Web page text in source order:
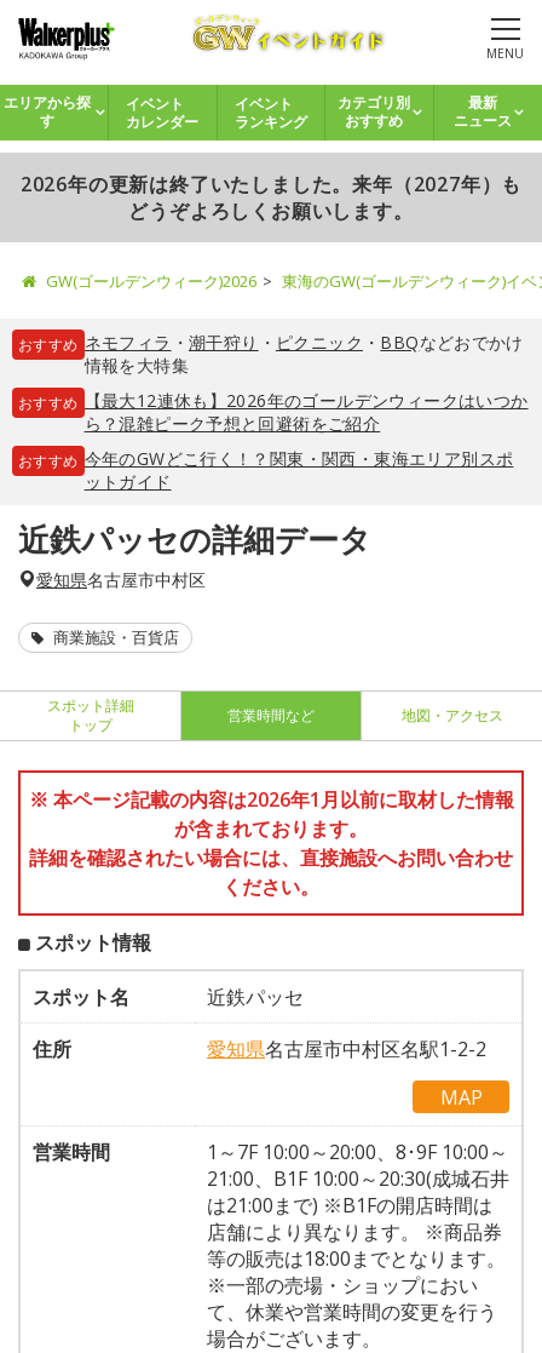
MENU
エリアから探
す
イベント
カレンダー
イベント
ランキング
カテゴリ別
おすすめ
最新
ニュース
2026年の更新は終了いたしました。来年（2027年）も
どうぞよろしくお願いします。
GW(ゴールデンウィーク)2026 東海のGW(ゴールデンウィーク)イ
おすすめ ネモフィラ ・ 潮干狩り ・ ピクニック ・ BBQなどおでかけ
情報を大特集
おすすめ
【最大12連休も】2026年のゴールデンウィークはいつか
ら？混雑ピーク予想と回避術をご紹介
おすすめ 今年のGWどこ行く！？関東・関西・東海エリア別スポ
ットガイド
近鉄パッセの詳細データ
愛知県名古屋市中村区
商業施設・百貨店
スポット詳細
トップ
営業時間など 地図・アクセス
※ 本ページ記載の内容は2026年1月以前に取材した情報
が含まれております。
詳細を確認されたい場合には、直接施設へお問い合わせ
ください。
スポット情報
スポット名
近鉄パッセ
住所
愛知県名古屋市中村区名駅1-2-2
MAP
営業時間
1～7F 10:00～20:00、8･9F 10:00～
21:00、B1F 10:00～20:30(成城石井
は21:00まで) ※B1Fの開店時間は
店舗により異なります。 ※商品券
等の販売は18:00までとなります。
※一部の売場・ショップにおい
て、休業や営業時間の変更を行う
場合がございます。